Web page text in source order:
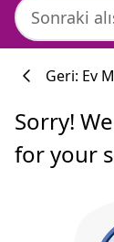
Geri: Ev
Sorry!
for your